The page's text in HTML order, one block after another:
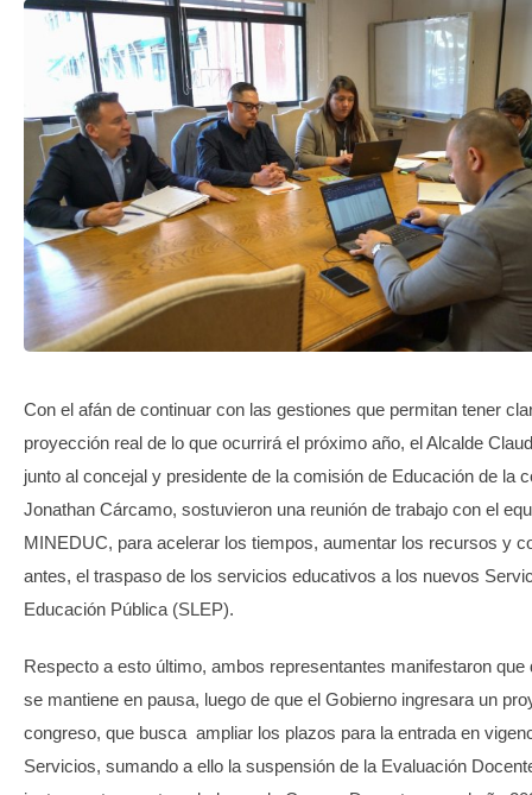
VIDEOS
GALERIA DE FOTOS
APP MÓVIL
TRANSPARENCIA
Con el afán de continuar con las gestiones que permitan tener
proyección real de lo que ocurrirá el próximo año, el Alcalde
junto al concejal y presidente de la comisión de Educación de la
Jonathan Cárcamo, sostuvieron una reunión de trabajo con el
MINEDUC, para acelerar los tiempos, aumentar los recursos y
antes, el traspaso de los servicios educativos a los nuevos
Educación Pública (SLEP).
Respecto a esto último, ambos representantes manifestaron que
se mantiene en pausa, luego de que el Gobierno ingresara un
congreso, que busca ampliar los plazos para la entrada en
Servicios, sumando a ello la suspensión de la Evaluación